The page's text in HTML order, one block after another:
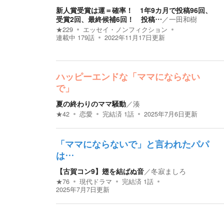
新人賞受賞は運＝確率！ 1年9カ月で投稿96回、
受賞2回、最終候補6回！ 投稿…／一田和樹
★229
エッセイ・ノンフィクション
連載中 179話 2022年11月17日更新
ハッピーエンドな「ママにならない
で」
夏の終わりのママ騒動／湊
★42 恋愛 完結済 1話 2025年7月6日更新
「ママにならないで」と言われたパパ
は…
【古賀コン9】翅を結ばぬ音／冬寂ましろ
★76 現代ドラマ 完結済 1話
2025年7月7日更新